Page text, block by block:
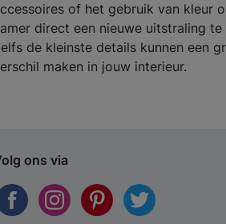
of het gebruik van kleur
direct een nieuwe uitstraling te
de kleinste details kunnen een
maken in jouw interieur.
ons via